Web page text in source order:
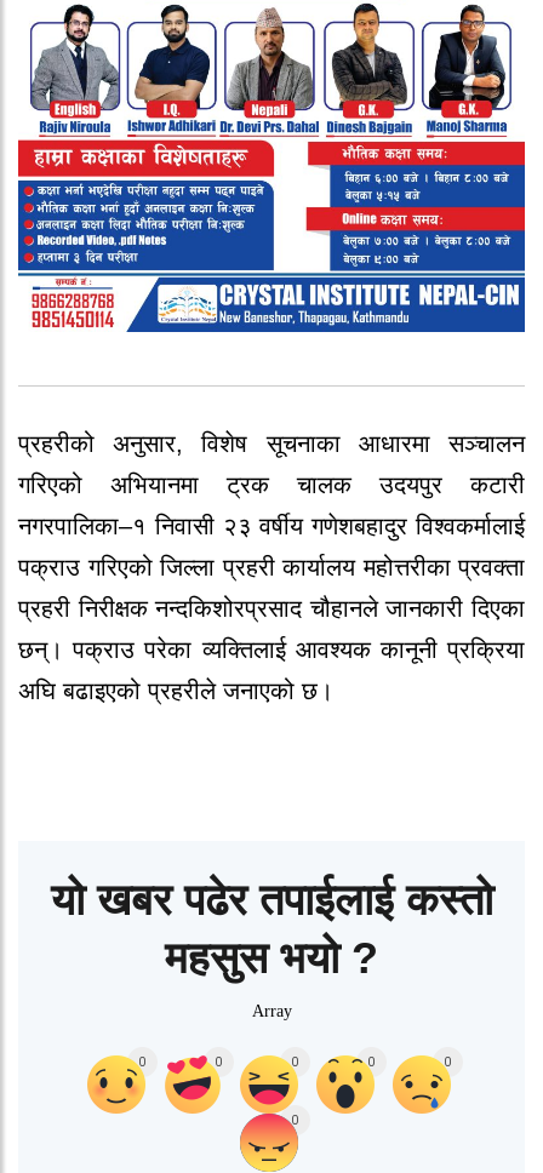
प्रहरीको अनुसार, विशेष सूचनाका आधारमा सञ्चालन
गरिएको अभियानमा ट्रक चालक उदयपुर कटारी
नगरपालिका–१ निवासी २३ वर्षीय गणेशबहादुर विश्वकर्मालाई
पक्राउ गरिएको जिल्ला प्रहरी कार्यालय महोत्तरीका प्रवक्ता
प्रहरी निरीक्षक नन्दकिशोरप्रसाद चौहानले जानकारी दिएका
छन्। पक्राउ परेका व्यक्तिलाई आवश्यक कानूनी प्रक्रिया
अघि बढाइएको प्रहरीले जनाएको छ।
यो खबर पढेर तपाईलाई कस्तो
महसुस भयो ?
Array
0 0 0 0 0
0